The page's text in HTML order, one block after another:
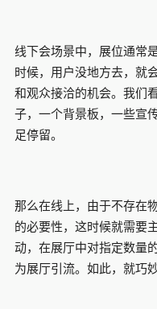
线下会场景中，展位通常
时候，用户没地方去，就
和观众接洽的机会。我们
子，一个背景板，一些宣
足停留。
那么在线上，由于不存在
的必要性，这时候就需要
动，在展厅中对指定数量
为展厅引流。如此，就巧